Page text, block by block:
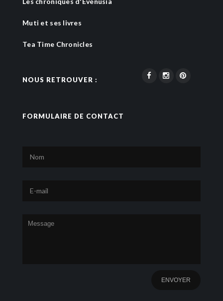
Muti et ses livres
Tea Time Chronicles
NOUS RETROUVER :
FORMULAIRE DE CONTACT